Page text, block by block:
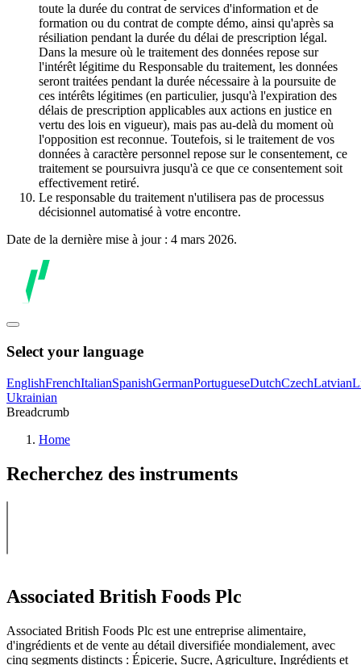
toute la durée du contrat de services d'information et de
formation ou du contrat de compte démo, ainsi qu'après sa
résiliation pendant la durée du délai de prescription légal.
Dans la mesure où le traitement des données repose sur
l'intérêt légitime du Responsable du traitement, les données
seront traitées pendant la durée nécessaire à la poursuite de
ces intérêts légitimes (en particulier, jusqu'à l'expiration des
délais de prescription applicables aux actions en justice en
vertu des lois en vigueur), mais pas au-delà du moment où
l'opposition est reconnue. Toutefois, si le traitement de vos
données à caractère personnel repose sur le consentement, ce
traitement se poursuivra jusqu'à ce que ce consentement soit
effectivement retiré.
Le responsable du traitement n'utilisera pas de processus
décisionnel automatisé à votre encontre.
Date de la dernière mise à jour : 4 mars 2026.
Select your language
EnglishFrenchItalianSpanishGermanPortugueseDutchCzechLatvian
Ukrainian
Breadcrumb
Home
Recherchez des instruments
Associated British Foods Plc
Associated British Foods Plc est une entreprise alimentaire,
d'ingrédients et de vente au détail diversifiée mondialement, avec
cinq segments distincts : Épicerie, Sucre, Agriculture, Ingrédients et